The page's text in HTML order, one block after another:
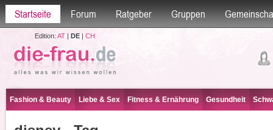
Startseite Forum Ratgeber Gruppen
Edition: AT| DE| CH
Fashion & Beauty Liebe & Sex Fitness & Ernährung Gesundheit